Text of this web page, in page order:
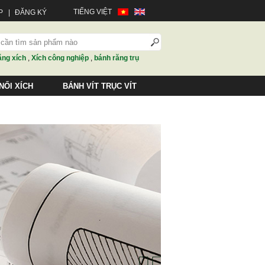
ĐĂNG KÝ TIẾNG VIỆT
xích , Xích công nghiệp , bánh răng trụ
XÍCH BÁNH VÍT TRỤC VÍT